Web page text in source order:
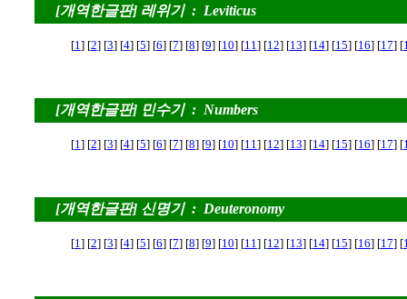
[개역한글판] 레위기 : Leviticus
[1] [2] [3] [4] [5] [6] [7] [8] [9] [10] [11] [12] [13] [14] [15] [16] [17] [
[개역한글판] 민수기 : Numbers
[1] [2] [3] [4] [5] [6] [7] [8] [9] [10] [11] [12] [13] [14] [15] [16] [17] [
[개역한글판] 신명기 : Deuteronomy
[1] [2] [3] [4] [5] [6] [7] [8] [9] [10] [11] [12] [13] [14] [15] [16] [17] [